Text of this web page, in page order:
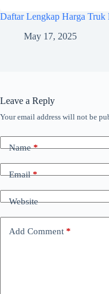
Daftar Lengkap Harga
May 17, 2025
Leave a Reply
Your email address will not be
Name*
Email*
Website
Add Comment *